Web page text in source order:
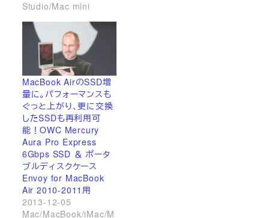
Studio/Mac mini
MacBook AirのSSD増
量に。パフォーマンスも
ぐっと上がり、更に交換
したSSDも再利用可
能！OWC Mercury
Aura Pro Express
6Gbps SSD ＆ ポータ
ブルディスクケース
Envoy for MacBook
Air 2010-2011用
2013-12-05
Mac/MacBook/iMac/M